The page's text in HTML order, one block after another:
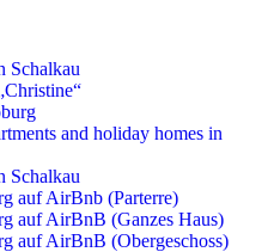
Schalkau
and holiday homes in
Schalkau
auf AirBnb (Parterre)
auf AirBnB (Ganzes Haus)
auf AirBnB (Obergeschoss)